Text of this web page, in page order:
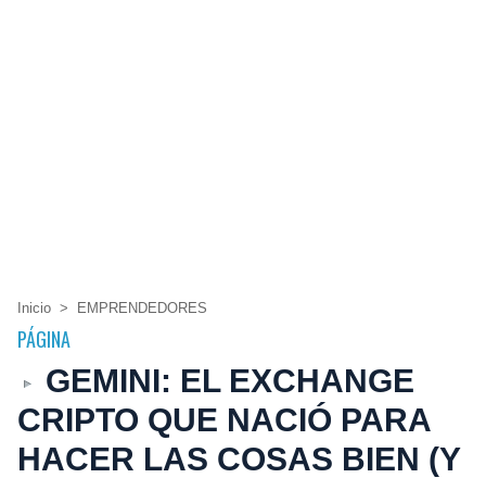
Inicio > EMPRENDEDORES
PÁGINA
GEMINI: EL EXCHANGE
CRIPTO QUE NACIÓ PARA
HACER LAS COSAS BIEN (Y